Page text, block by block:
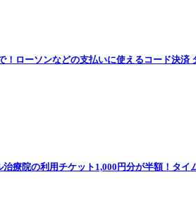
！ローソンなどの支払いに使えるコード決済
療院の利用チケット1,000円分が半額！タイ